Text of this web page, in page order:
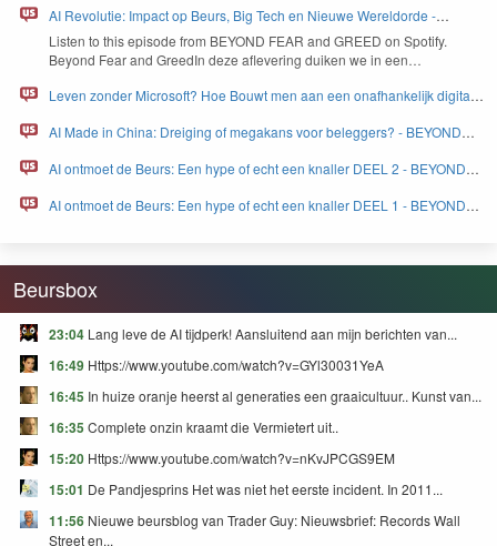
AI Revolutie: Impact op Beurs, Big Tech en Nieuwe Wereldorde -
BEYOND FEAR and GREED
Lis­ten to this episode from BEYOND FEAR and GREED on Spo­ti­fy.
Beyond Fear and Greed­In deze aflev­er­ing duiken we in een…
Leven zonder Microsoft? Hoe Bouwt men aan een onafhankelijk digitaal
AI Made in China: Dreiging of megakans voor beleggers? - BEYOND
AI ontmoet de Beurs: Een hype of echt een knaller DEEL 2 - BEYOND
AI ontmoet de Beurs: Een hype of echt een knaller DEEL 1 - BEYOND
Beursbox
23:04 Lang leve de AI tijdperk! Aansluitend aan mijn berichten van...
16:49 Https://www.youtube.com/watch?v=GYl30031YeA
16:45 In huize oranje heerst al generaties een graaicultuur.. Kunst van...
16:35 Complete onzin kraamt die Vermietert uit..
15:20 Https://www.youtube.com/watch?v=nKvJPCGS9EM
15:01 De Pandjesprins Het was niet het eerste incident. In 2011...
11:56 Nieuwe beursblog van Trader Guy: Nieuwsbrief: Records Wall
Street en...